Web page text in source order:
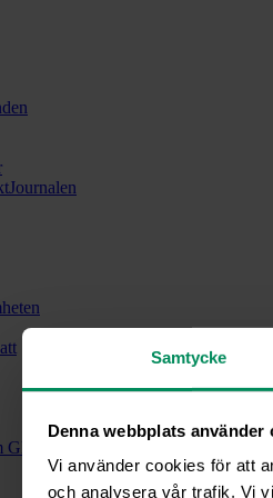
Samtycke
Denna webbplats använder
Vi använder cookies för att
och analysera vår trafik. Vi